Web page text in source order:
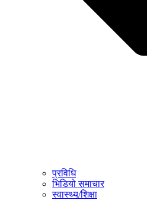
प्रविधि
भिडियो समाचार
स्वास्थ्य/शिक्षा